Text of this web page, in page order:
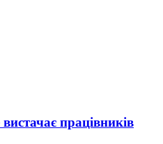
працівників